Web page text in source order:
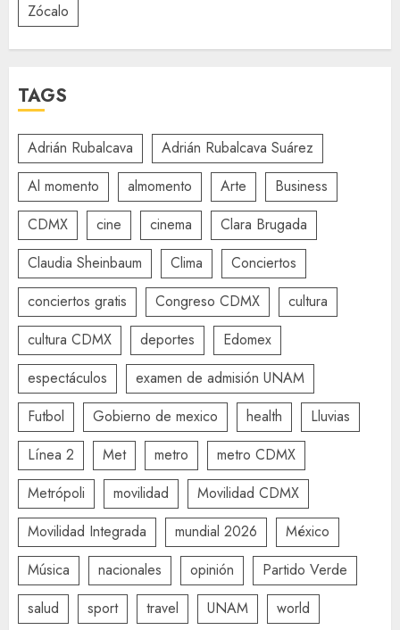
Zócalo
TAGS
Adrián Rubalcava
Adrián Rubalcava Suárez
Al momento
almomento Arte
Business
CDMX
cine cinema
Clara Brugada
Claudia Sheinbaum
Clima
Conciertos
conciertos gratis
Congreso CDMX
cultura
cultura CDMX
deportes
Edomex
espectáculos
examen de admisión UNAM
Futbol
Gobierno de mexico health
Lluvias
Línea 2
Met metro
metro CDMX
Metrópoli
movilidad
Movilidad CDMX
Movilidad Integrada
mundial 2026
México
Música
nacionales opinión
Partido Verde
salud
sport travel UNAM
world